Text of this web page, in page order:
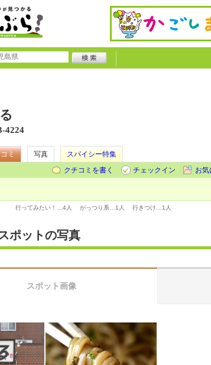
4224
ミ 写真
スパイシー特集
クチコミを書く
チェックイン お気
行ってみたい！… 4人 がっつり系… 1人 行きつけ… 1人
ポットの写真
スポット画像